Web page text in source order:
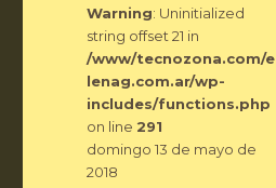
Warning: Uninitialized
string offset 21 in
/www/tecnozona.com/e
lenag.com.ar/wp-
includes/functions.php
on line 291
Publicado
el
domingo 13 de mayo de
2018